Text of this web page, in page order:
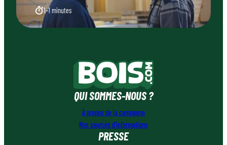
1–1 minutes
QUI SOMMES-NOUS ?
À propos de la campagne
Nos sources d’informations
PRESSE